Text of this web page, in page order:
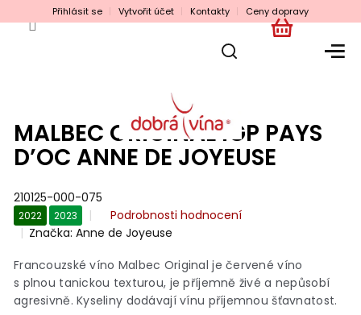
na
Přihlásit se Vytvořit účet Kontakty Ceny dopravy
NÁKUPNÍ
MALBEC ORIGINAL IGP PAYS
D’OC ANNE DE JOYEUSE
210125-000-075
2022 2023
Průměrné
hodnocení
produktu
je
0,0
z
5
Podrobnosti hodnocení
Značka:Anne de Joyeuse
Francouzské víno Malbec Original je červené víno
s plnou tanickou texturou, je příjemně živé a nepůsobí
agresivně. Kyseliny dodávají vínu příjemnou šťavnatost.